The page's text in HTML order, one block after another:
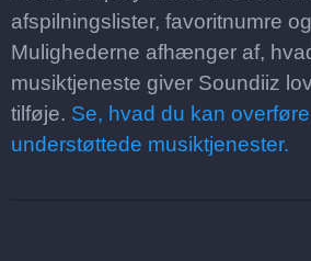
afspilningslister, favoritnumre
Mulighederne afhænger af,
musiktjeneste giver Soundiiz
tilføje. Se, hvad du kan
understøttede musiktjenester.